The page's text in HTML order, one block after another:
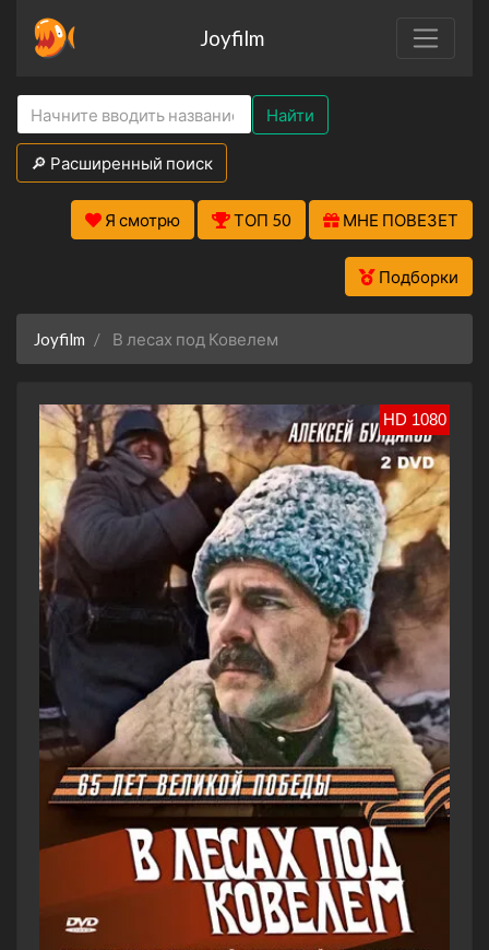
Joyfilm
Найти
🔎 Расширенный поиск
Я смотрю ТОП 50 МНЕ ПОВЕЗЕТ
Подборки
Joyfilm В лесах под Ковелем
HD 1080